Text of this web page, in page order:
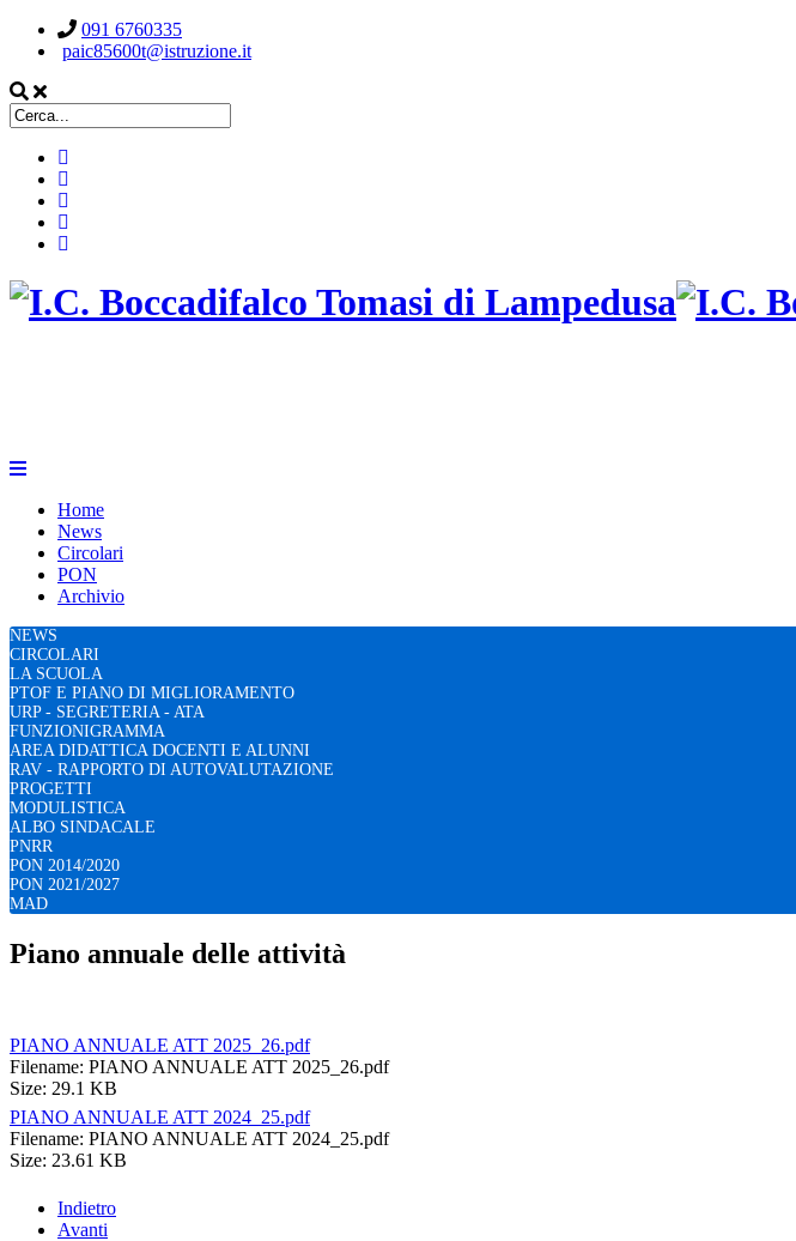
091 6760335
paic85600t@istruzione.it
Home
News
Circolari
PON
Archivio
NEWS
CIRCOLARI
LA SCUOLA
PTOF E PIANO DI MIGLIORAMENTO
URP - SEGRETERIA - ATA
FUNZIONIGRAMMA
AREA DIDATTICA DOCENTI E ALUNNI
RAV - RAPPORTO DI AUTOVALUTAZIONE
PROGETTI
MODULISTICA
ALBO SINDACALE
PNRR
PON 2014/2020
PON 2021/2027
MAD
Piano annuale delle attività
PIANO ANNUALE ATT 2025_26.pdf
Filename: PIANO ANNUALE ATT 2025_26.pdf
Size: 29.1 KB
PIANO ANNUALE ATT 2024_25.pdf
Filename: PIANO ANNUALE ATT 2024_25.pdf
Size: 23.61 KB
Indietro
Avanti